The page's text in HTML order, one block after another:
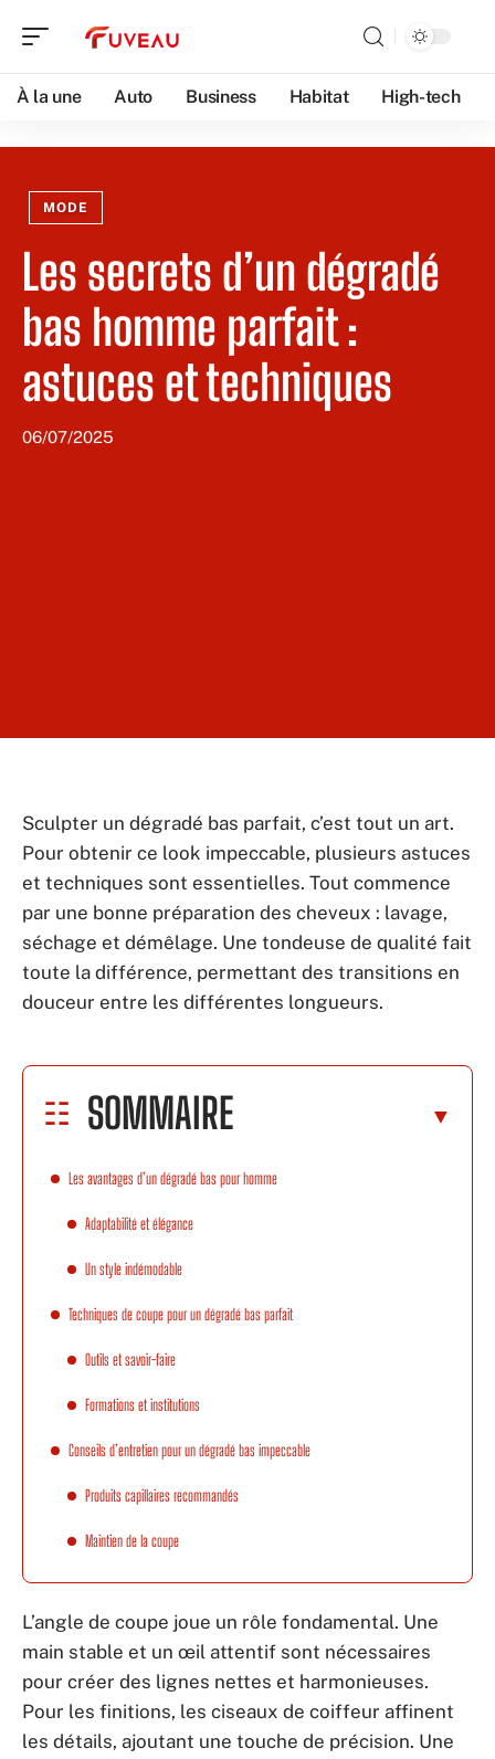
À la une Auto Business Habitat High-tech
MODE
Les secrets d’un dégradé
bas homme parfait :
astuces et techniques
06/07/2025
Sculpter un dégradé bas parfait, c’est tout un art.
Pour obtenir ce look impeccable, plusieurs astuces
et techniques sont essentielles. Tout commence
par une bonne préparation des cheveux : lavage,
séchage et démêlage. Une tondeuse de qualité fait
toute la différence, permettant des transitions en
douceur entre les différentes longueurs.
SOMMAIRE
Les avantages d’un dégradé bas pour homme
Adaptabilité et élégance
Un style indémodable
Techniques de coupe pour un dégradé bas parfait
Outils et savoir-faire
Formations et institutions
Conseils d’entretien pour un dégradé bas impeccable
Produits capillaires recommandés
Maintien de la coupe
L’angle de coupe joue un rôle fondamental. Une
main stable et un œil attentif sont nécessaires
pour créer des lignes nettes et harmonieuses.
Pour les finitions, les ciseaux de coiffeur affinent
les détails, ajoutant une touche de précision. Une